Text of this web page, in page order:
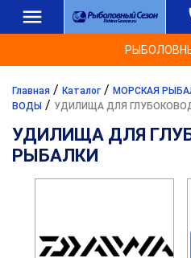
Главная / Каталог / МОРСКАЯ
ВОДЫ / УДИЛИЩА ДЛЯ
УДИЛИЩА ДЛЯ
РЫБАЛКИ